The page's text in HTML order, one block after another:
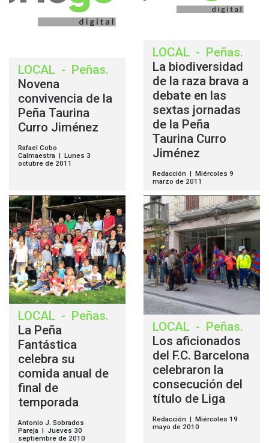
LOCAL - Peñas.
Novena
convivencia de la
Peña Taurina
Curro Jiménez
Rafael Cobo
Calmaestra | Lunes 3
octubre de 2011
LOCAL - Peñas.
La biodiversidad
de la raza brava a
debate en las
sextas jornadas
de la Peña
Taurina Curro
Jiménez
Redacción | Miércoles 9
marzo de 2011
LOCAL - Peñas.
La Peña
Fantástica
celebra su
comida anual de
final de
temporada
Antonio J. Sobrados
Pareja | Jueves 30
septiembre de 2010
LOCAL - Peñas.
Los aficionados
del F.C. Barcelona
celebraron la
consecución del
título de Liga
Redacción | Miércoles 19
mayo de 2010